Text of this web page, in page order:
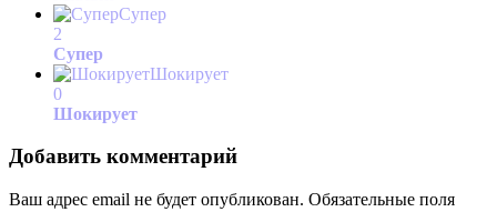
Супер
2
Супер
Шокирует
0
Шокирует
Добавить комментарий
Ваш адрес email не будет опубликован. Обязательные поля